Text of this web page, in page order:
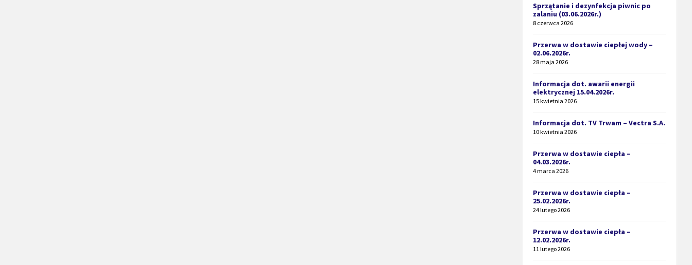
Sprzątanie i dezynfekcja piwnic po
zalaniu (03.06.2026r.)
8 czerwca 2026
Przerwa w dostawie ciepłej wody –
02.06.2026r.
28 maja 2026
Informacja dot. awarii energii
elektrycznej 15.04.2026r.
15 kwietnia 2026
Informacja dot. TV Trwam – Vectra S.A.
10 kwietnia 2026
Przerwa w dostawie ciepła –
04.03.2026r.
4 marca 2026
Przerwa w dostawie ciepła –
25.02.2026r.
24 lutego 2026
Przerwa w dostawie ciepła –
12.02.2026r.
11 lutego 2026